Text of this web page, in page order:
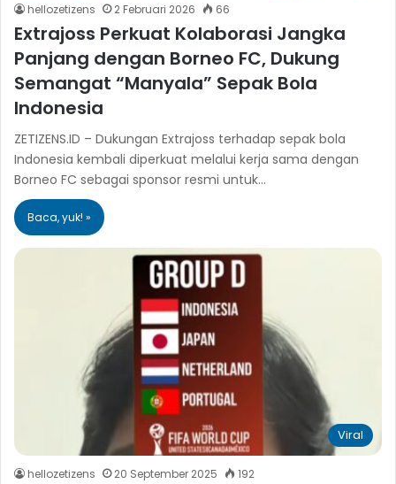
hellozetizens 2 Februari 2026 66
Extrajoss Perkuat Kolaborasi Jangka
Panjang dengan Borneo FC, Dukung
Semangat “Manyala” Sepak Bola
Indonesia
ZETIZENS.ID – Dukungan Extrajoss terhadap sepak bola
Indonesia kembali diperkuat melalui kerja sama dengan
Borneo FC sebagai sponsor resmi untuk…
Baca, yuk! »
Viral
hellozetizens 20 September 2025 192